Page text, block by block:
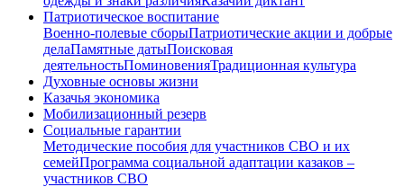
Патриотическое воспитание
Военно-полевые сборыПатриотические акции и добрые
делаПамятные датыПоисковая
деятельностьПоминовенияТрадиционная культура
Духовные основы жизни
Казачья экономика
Мобилизационный резерв
Социальные гарантии
Методические пособия для участников СВО и их
семейПрограмма социальной адаптации казаков –
участников СВО